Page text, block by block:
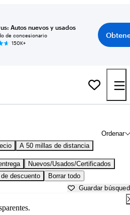
Autos nuevos y usados
de concesionario
150K+
Ordenar
A 50 millas de distancia
Nuevos/Usados/Certificados
de descuento Borrar todo
Guardar